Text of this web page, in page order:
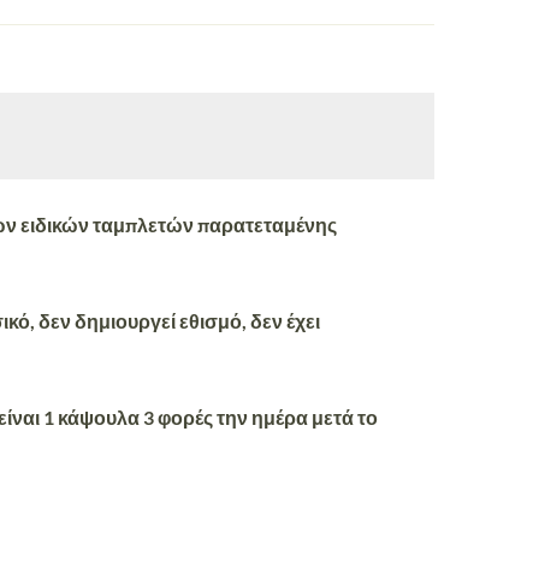
ειδικών ταμπλετών παρατεταμένης
δεν δημιουργεί εθισμό, δεν έχει
1 κάψουλα 3 φορές την ημέρα μετά το